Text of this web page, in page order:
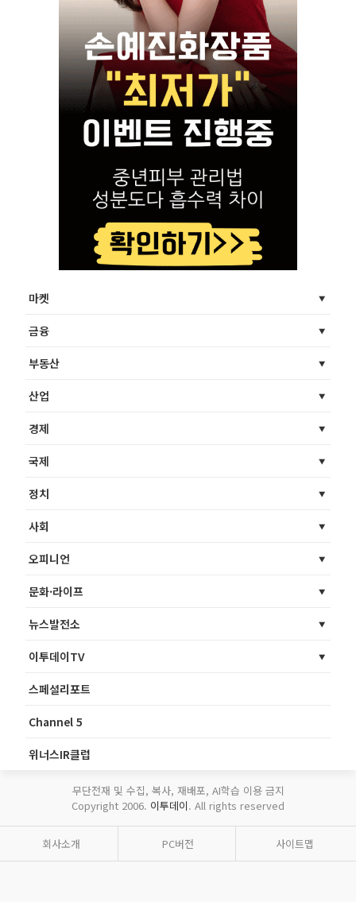
마켓
금융
부동산
산업
경제
국제
정치
사회
오피니언
문화·라이프
뉴스발전소
이투데이TV
스페셜리포트
Channel 5
위너스IR클럽
무단전재 및 수집, 복사, 재배포, AI학습 이용 금지
Copyright 2006. 이투데이. All rights reserved
회사소개 PC버전 사이트맵